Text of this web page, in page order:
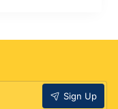
Sign Up